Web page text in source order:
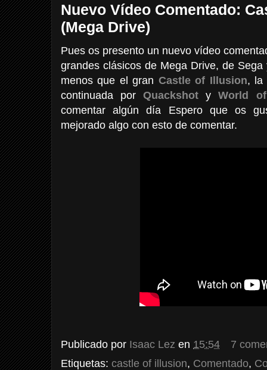
Nuevo Vídeo Comentado:
(Mega Drive)
Pues os presento un nuevo vídeo
grandes clásicos de Mega Drive, de
menos que el gran Castle of Illusion, la
continuada porQuackshot yWorld
comentar algún día Espero que os
mejorado algo con esto de comentar.
Publicado por Isaac Lez en 15:54
7
Etiquetas: castle of illusion, Comentado,